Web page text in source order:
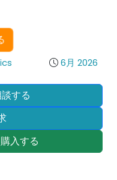
6月 2026
する
入する